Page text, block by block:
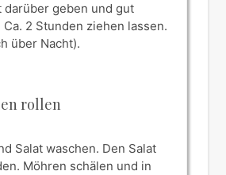
darüber geben und gut
2 Stunden ziehen lassen.
über Nacht).
rollen
Salat waschen. Den Salat
Möhren schälen und in